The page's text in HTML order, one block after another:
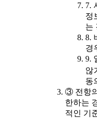
7.
정
는
8.
경
9.
않
동
③ 전항
한하는
적인 기